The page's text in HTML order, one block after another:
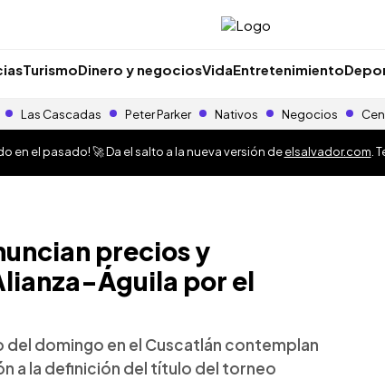
TurismoDinero y negociosVidaEntretenimiento
Las Cascadas Peter Parker Nativos Negocios
en el pasado! 🚀 Da el salto a la nueva versión deelsalvador.com .
precios y
Águila por el
del domingo en el Cuscatlán contemplan
a la definición del título del torneo